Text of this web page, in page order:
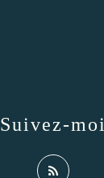
Suivez-moi